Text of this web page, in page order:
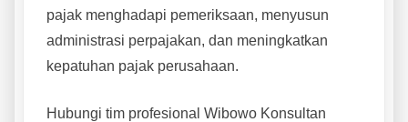
pajak menghadapi pemeriksaan, menyusun
administrasi perpajakan, dan meningkatkan
kepatuhan pajak perusahaan.
Hubungi tim profesional Wibowo Konsultan